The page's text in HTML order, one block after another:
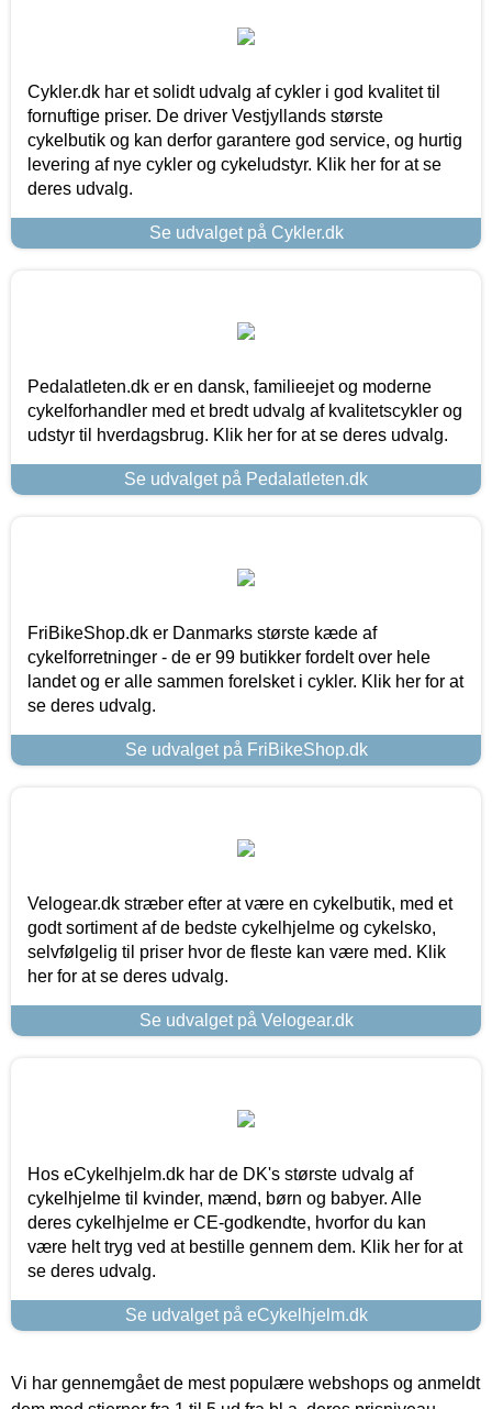
Cykler.dk har et solidt udvalg af cykler i god kvalitet til
fornuftige priser. De driver Vestjyllands største
cykelbutik og kan derfor garantere god service, og hurtig
levering af nye cykler og cykeludstyr. Klik her for at se
deres udvalg.
Se udvalget på Cykler.dk
Pedalatleten.dk er en dansk, familieejet og moderne
cykelforhandler med et bredt udvalg af kvalitetscykler og
udstyr til hverdagsbrug. Klik her for at se deres udvalg.
Se udvalget på Pedalatleten.dk
FriBikeShop.dk er Danmarks største kæde af
cykelforretninger - de er 99 butikker fordelt over hele
landet og er alle sammen forelsket i cykler. Klik her for at
se deres udvalg.
Se udvalget på FriBikeShop.dk
Velogear.dk stræber efter at være en cykelbutik, med et
godt sortiment af de bedste cykelhjelme og cykelsko,
selvfølgelig til priser hvor de fleste kan være med. Klik
her for at se deres udvalg.
Se udvalget på Velogear.dk
Hos eCykelhjelm.dk har de DK's største udvalg af
cykelhjelme til kvinder, mænd, børn og babyer. Alle
deres cykelhjelme er CE-godkendte, hvorfor du kan
være helt tryg ved at bestille gennem dem. Klik her for at
se deres udvalg.
Se udvalget på eCykelhjelm.dk
Vi har gennemgået de mest populære webshops og anmeldt